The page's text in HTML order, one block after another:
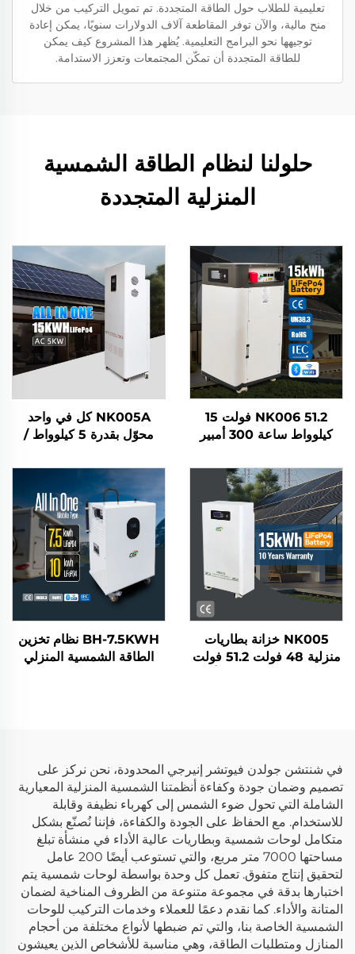
تعليمية للطلاب حول الطاقة المتجددة. تم تمويل التركيب من خلال
منح مالية، والآن توفر المقاطعة آلاف الدولارات سنويًا، يمكن إعادة
توجيهها نحو البرامج التعليمية. يُظهر هذا المشروع كيف يمكن
للطاقة المتجددة أن تمكّن المجتمعات وتعزز الاستدامة.
حلولنا لنظام الطاقة الشمسية
المنزلية المتجددة
NK006 51.2 فولت 15
كيلوواط ساعة 300 أمبير
الطاقة الشمسية المنزلي
الذكي Lifepo4 المثبت على
الحائط بشاشة عرض تعمل
باللمس
NK005A كل في واحد
محوّل بقدرة 5 كيلوواط /
(LifePo4) بسعة 15
كيلوواط ساعة نظام الطاقة
الشمسية للمنزل نظام تخزين
الطاقة المنزلي
NK005 خزانة بطاريات
منزلية 48 فولت 51.2 فولت
BH-7.5KWH نظام تخزين
الطاقة الشمسية المنزلي
في شنتشن جولدن فيوتشر إنيرجي المحدودة، نحن نركز على
تصميم وضمان جودة وكفاءة أنظمتنا الشمسية المنزلية المعيارية
الشاملة التي تحول ضوء الشمس إلى كهرباء نظيفة وقابلة
للاستخدام. مع الحفاظ على الجودة والكفاءة، فإننا نُصنّع بشكل
متكامل لوحات شمسية وبطاريات عالية الأداء في منشأة تبلغ
مساحتها 7000 متر مربع، والتي تستوعب أيضًا 200 عامل
لتحقيق إنتاج متفوق. تعمل كل وحدة بواسطة لوحات شمسية يتم
اختبارها بدقة في مجموعة متنوعة من الظروف المناخية لضمان
المتانة والأداء. كما نقدم دعمًا للعملاء وخدمات التركيب للوحات
الشمسية الخاصة بنا، والتي تم ضبطها لأنواع مختلفة من أحجام
المنازل ومتطلبات الطاقة، وهي مناسبة للأشخاص الذين يعيشون